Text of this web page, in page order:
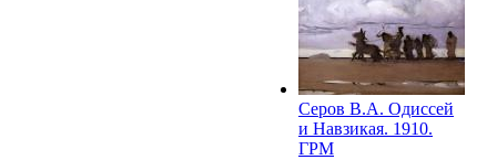
Серов В.А. Одиссей
и Навзикая. 1910.
ГРМ